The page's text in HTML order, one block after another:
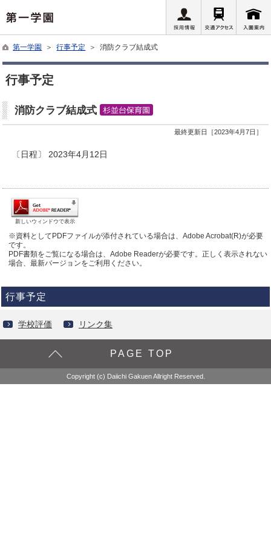
第一学園 ＞行事予定 ＞ 消防クラブ結成式
行事予定
消防クラブ結成式
最終更新日［2023年4月7日］
〔日程〕 2023年4月12日
新しいウィンドウで表示
※資料としてPDFファイルが添付されている場合は、Adobe Acrobat(R)が必要
です。
PDF書類をご覧になる場合は、Adobe Readerが必要です。正しく表示されない
場合、最新バージョンをご利用ください。
行事予定
学校評価 リンク集
PAGE TOP
Copyright (c) Daiichi Gakuen Allright Reserved.